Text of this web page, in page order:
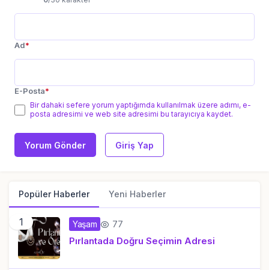
Ad*
E-Posta*
Bir dahaki sefere yorum yaptığımda kullanılmak üzere adımı, e-
posta adresimi ve web site adresimi bu tarayıcıya kaydet.
Yorum Gönder Giriş Yap
Popüler Haberler Yeni Haberler
1 Yaşam 77
Pırlantada Doğru Seçimin Adresi